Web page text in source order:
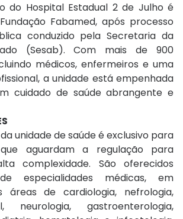
do Hospital Estadual 2 de Julho é
Fabamed, após processo
conduzido pela Secretaria da
(Sesab). Com mais de 900
médicos, enfermeiros e uma
a unidade está empenhada
cuidado de saúde abrangente e
unidade de saúde é exclusivo para
aguardam a regulação para
complexidade. São oferecidos
especialidades médicas, em
áreas de cardiologia, nefrologia,
neurologia, gastroenterologia,